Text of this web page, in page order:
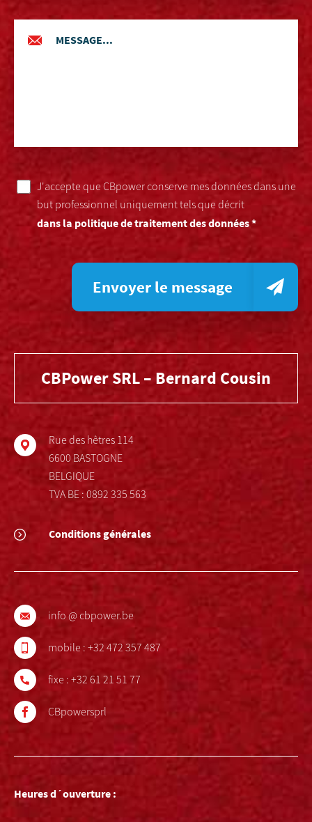
J'accepte que CBpower conserve mes données dans une
but professionnel uniquement tels que décrit
dans la politique de traitement des données *
Envoyer le message
CBPower SRL – Bernard Cousin
Rue des hêtres 114
6600 BASTOGNE
BELGIQUE
TVA BE : 0892 335 563
Conditions générales
info @ cbpower.be
mobile : +32 472 357 487
fixe : +32 61 21 51 77
CBpowersprl
Heures d´ouverture :